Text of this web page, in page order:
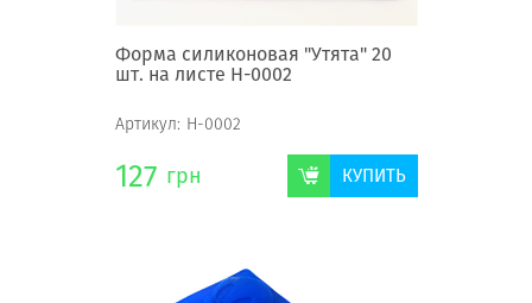
Форма силиконовая "Утята" 20
шт. на листе Н-0002
Артикул: Н-0002
127 грн КУПИТЬ